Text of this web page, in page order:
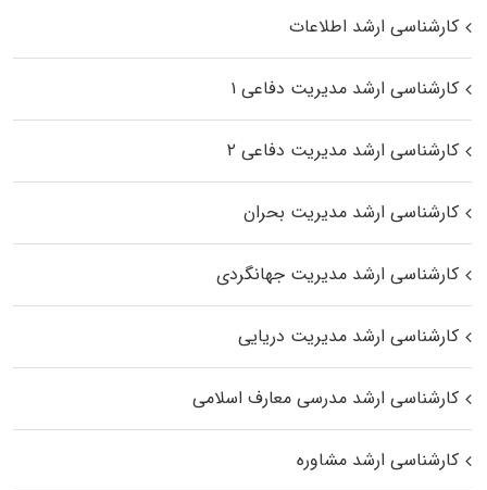
کارشناسی ارشد اطلاعات
کارشناسی ارشد مدیریت دفاعی ۱
کارشناسی ارشد مدیریت دفاعی ۲
کارشناسی ارشد مدیریت بحران
کارشناسی ارشد مدیریت جهانگردی
کارشناسی ارشد مدیریت دریایی
کارشناسی ارشد مدرسی معارف اسلامی
کارشناسی ارشد مشاوره